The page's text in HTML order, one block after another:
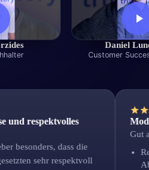
Daniel
Customer
respektvolles
dass die
sehr respektvoll
Gut am